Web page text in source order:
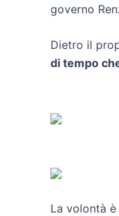
governo
Dietro il
di tempo
La volontà